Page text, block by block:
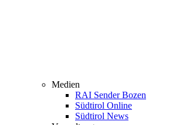
Medien
RAI Sender Bozen
Südtirol Online
Südtirol News